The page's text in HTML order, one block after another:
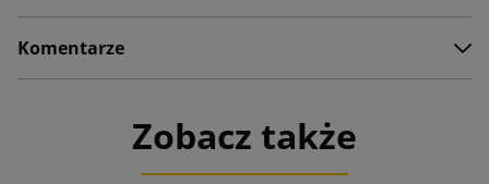
Komentarze
Zobacz także